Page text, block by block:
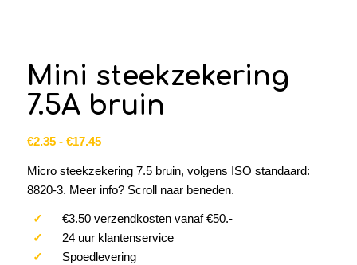
Mini steekzekering
7.5A bruin
€2.35 - €17.45Prijsklasse:
tot
€17.45
Micro steekzekering 7.5 bruin, volgens ISO standaard:
8820-3. Meer info? Scroll naar beneden.
✓ €3.50 verzendkosten vanaf €50.-
✓ 24 uur klantenservice
✓ Spoedlevering